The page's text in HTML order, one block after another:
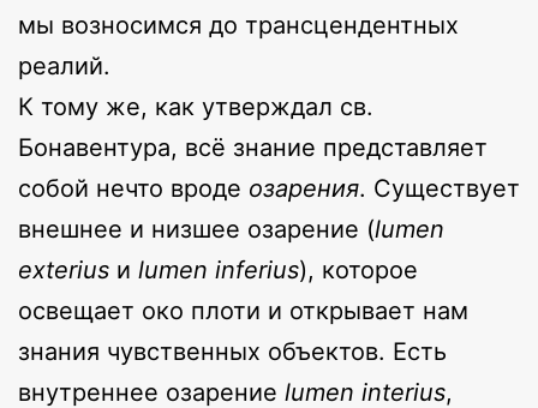
мы возносимся до трансцендентных
реалий.
К тому же, как утверждал св.
Бонавентура, всё знание представляет
собой нечто вроде озарения. Существует
внешнее и низшее озарение (lumen
exterius и lumen inferius), которое
освещает око плоти и открывает нам
знания чувственных объектов. Есть
внутреннее озарение lumen interius,